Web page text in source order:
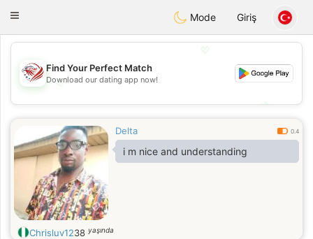
Dating
Toggle
Mode Giriş
💖
💕
Find Your Perfect Match
Download our dating app now!
Delta 0.4
i m nice and understanding
Chrisluv1238 yaşında